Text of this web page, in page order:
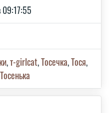
,т-girlcat,Тосечка,Тося,
Тосенька